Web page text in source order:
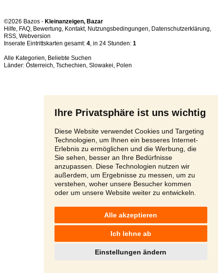
Ihre Privatsphäre ist uns wichtig
Diese Website verwendet Cookies und Targeting
Technologien, um Ihnen ein besseres Internet-
Erlebnis zu ermöglichen und die Werbung, die
Sie sehen, besser an Ihre Bedürfnisse
anzupassen. Diese Technologien nutzen wir
außerdem, um Ergebnisse zu messen, um zu
verstehen, woher unsere Besucher kommen
oder um unsere Website weiter zu entwickeln.
Alle akzeptieren
Ich lehne ab
Einstellungen ändern
©2026 Bazos - Kleinanzeigen, Bazar
Hilfe, FAQ, Bewertung, Kontakt, Nutzungsbedingungen, Datenschutzerklärung,
RSS,
Inserate Eintrittskarten gesamt: 4, in 24 Stunden: 1
Alle Kategorien, Beliebte Suchen
Länder: Österreich, Tschechien, Slowakei, Polen